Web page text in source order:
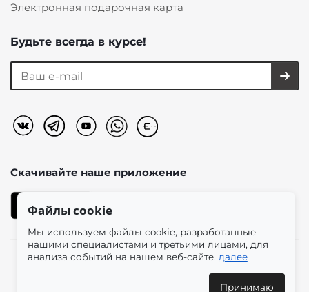
Электронная подарочная карта
Будьте всегда в курсе!
Скачивайте наше приложение
магазин женской одежды в эстетике plus size.
Файлы cookie
Мы используем файлы cookie, разработанные
нашими специалистами и третьими лицами, для
анализа событий на нашем веб-сайте. далее
Принимаю